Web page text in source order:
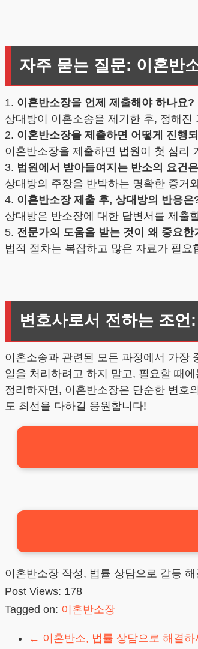
자주 묻는 질문: 이혼반
1. 이혼반소장을 언제 제출해야 하나요?
상대방이 이혼소송을 제기한 후, 정해
2. 이혼반소장을 제출하면 어떻게 진행
이혼반소장을 제출하면 법원이 첫 심리
3. 법원에서 받아들여지는 반소의 요건
상대방의 주장을 반박하는 명확한 증거
4. 이혼반소장 제출 후, 상대방의 반응은
상대방은 반소장에 대한 답변서를 제출
5. 전문가의 도움을 받는 것이 왜 중요한
법적 절차는 복잡하고 많은 자료가 필
변호사로서 전하는 조언
이혼소송과 관련된 모든 과정에서 가장
일을 처리하려고 하지 말고, 필요할 때
정리하자면, 이혼반소장은 단순한 변호
도 최선을 다하길 응원합니다!
이혼반소장 작성, 법률 상담으로 갈등 해
Post Views: 178
Tagged on: 이혼반소장
← 이혼반소, 법률 상담으로 해결하